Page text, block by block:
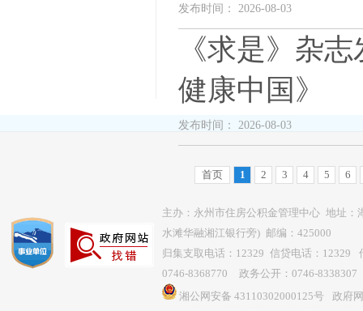
发布时间： 2026-08-03
《求是》杂
健康中国》
发布时间： 2026-08-03
首页 1 2 3 4 5 6
主办：永州市住房公积金管理中心 地址：
水滩华融湘江银行旁) 邮编：425000
归集支取电话：12329 信贷电话：12329
0746-8368770 政务公开：0746-8338307
湘公网安备 43110302000125号
政府